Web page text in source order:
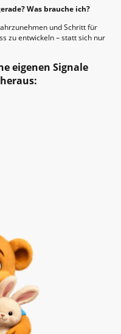
Was brauche ich?
und Schritt für
zu entwickeln – statt sich nur
eigenen Signale